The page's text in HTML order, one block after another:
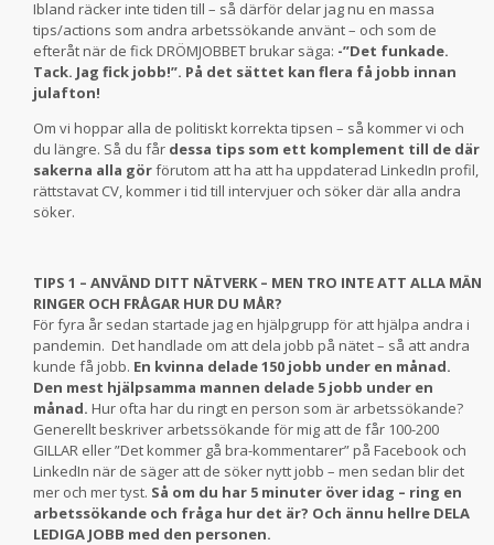
Ibland räcker inte tiden till – så därför delar jag nu en massa
tips/actions som andra arbetssökande använt – och som de
efteråt när de fick DRÖMJOBBET brukar säga: -”Det funkade.
Tack. Jag fick jobb!”. På det sättet kan flera få jobb innan
julafton!
Om vi hoppar alla de politiskt korrekta tipsen – så kommer vi och
du längre. Så du får dessa tips som ett komplement till de där
sakerna alla görförutom att ha att ha uppdaterad LinkedIn profil,
rättstavat CV, kommer i tid till intervjuer och söker där alla andra
söker.
TIPS 1 – ANVÄND DITT NÄTVERK – MEN TRO INTE ATT ALLA MÄN
RINGER OCH FRÅGAR HUR DU MÅR?
För fyra år sedan startade jag en hjälpgrupp för att hjälpa andra i
pandemin. Det handlade om att dela jobb på nätet – så att andra
kunde få jobb. En kvinna delade 150 jobb under en månad.
Den mest hjälpsamma mannen delade 5 jobb under en
månad. Hur ofta har du ringt en person som är arbetssökande?
Generellt beskriver arbetssökande för mig att de får 100-200
GILLAR eller ”Det kommer gå bra-kommentarer” på Facebook och
LinkedIn när de säger att de söker nytt jobb – men sedan blir det
mer och mer tyst. Så om du har 5 minuter över idag – ring en
arbetssökande och fråga hur det är? Och ännu hellre DELA
LEDIGA JOBB med den personen.